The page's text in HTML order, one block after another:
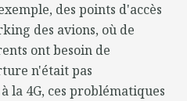
des points d'accès
des avions, où de
ont besoin de
n'était pas
la 4G, ces problématiques